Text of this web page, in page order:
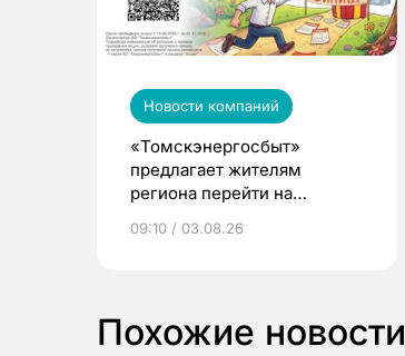
Новости компаний
«Томскэнергосбыт»
предлагает жителям
региона перейти на
выиграть призы
09:10 / 03.08.26
Похожие новости